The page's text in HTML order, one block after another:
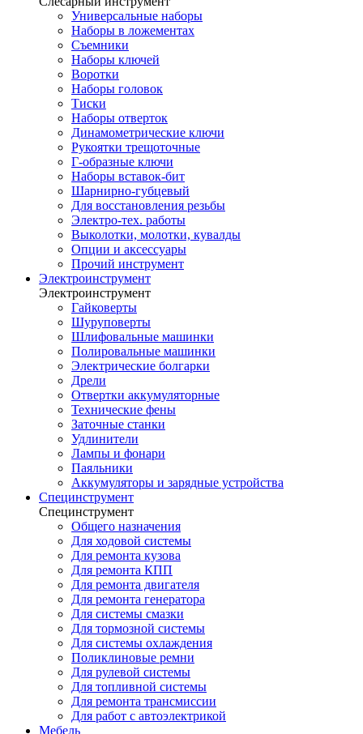
Универсальные наборы
Наборы в ложементах
Съемники
Наборы ключей
Воротки
Наборы головок
Тиски
Наборы отверток
Динамометрические ключи
Рукоятки трещоточные
Г-образные ключи
Наборы вставок-бит
Шарнирно-губцевый
Для восстановления резьбы
Электро-тех. работы
Выколотки, молотки, кувалды
Опции и аксессуары
Прочий инструмент
Электроинструмент
Электроинструмент
Гайковерты
Шуруповерты
Шлифовальные машинки
Полировальные машинки
Электрические болгарки
Дрели
Отвертки аккумуляторные
Технические фены
Заточные станки
Удлинители
Лампы и фонари
Паяльники
Аккумуляторы и зарядные устройства
Специнструмент
Специнструмент
Общего назначения
Для ходовой системы
Для ремонта кузова
Для ремонта КПП
Для ремонта двигателя
Для ремонта генератора
Для системы смазки
Для тормозной системы
Для системы охлаждения
Поликлиновые ремни
Для рулевой системы
Для топливной системы
Для ремонта трансмиссии
Для работ с автоэлектрикой
Мебель